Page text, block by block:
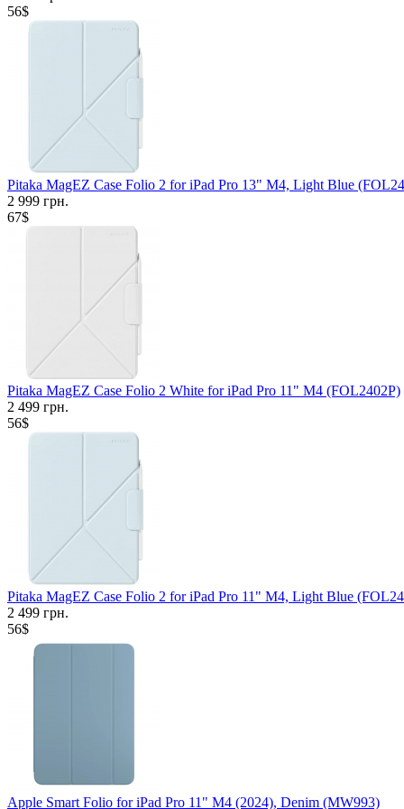
56$
Pitaka MagEZ Case Folio 2 for iPad Pro 13" M4, Light Blue
2 999 грн.
67$
Pitaka MagEZ Case Folio 2 White for iPad Pro 11" M4 (FOL2402P)
2 499 грн.
56$
Pitaka MagEZ Case Folio 2 for iPad Pro 11" M4, Light Blue
2 499 грн.
56$
Apple Smart Folio for iPad Pro 11" M4 (2024), Denim (MW993)